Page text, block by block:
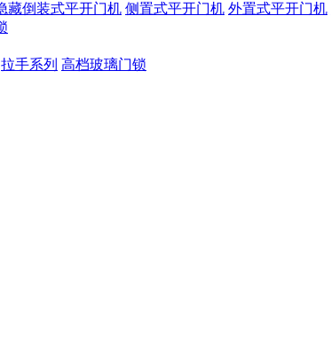
藏倒装式平开门机 侧置式平开门机 外置式平开门机
拉手系列 高档玻璃门锁